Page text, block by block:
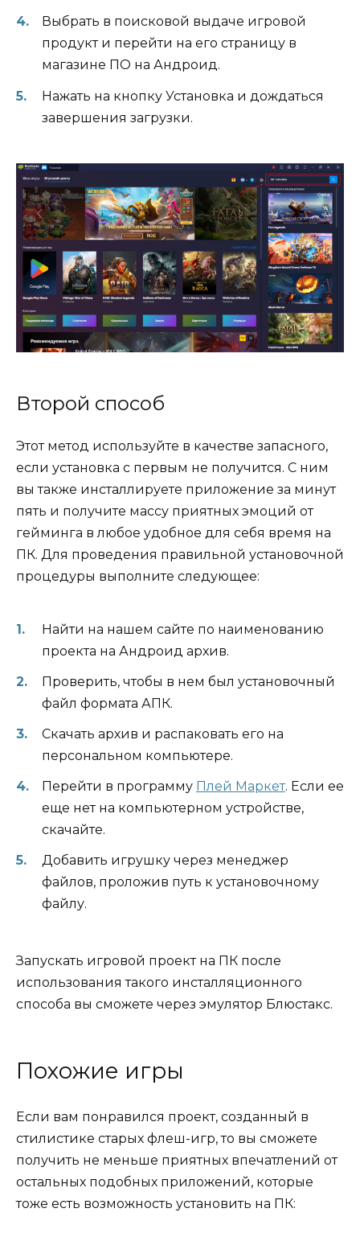
Выбрать в поисковой выдаче игровой
продукт и перейти на его страницу в
магазине ПО на Андроид.
Нажать на кнопку Установка и дождаться
завершения загрузки.
Второй способ
Этот метод используйте в качестве запасного,
если установка с первым не получится. С ним
вы также инсталлируете приложение за минут
пять и получите массу приятных эмоций от
гейминга в любое удобное для себя время на
ПК. Для проведения правильной установочной
процедуры выполните следующее:
Найти на нашем сайте по наименованию
проекта на Андроид архив.
Проверить, чтобы в нем был установочный
файл формата АПК.
Скачать архив и распаковать его на
персональном компьютере.
Перейти в программу Плей Маркет. Если ее
еще нет на компьютерном устройстве,
скачайте.
Добавить игрушку через менеджер
файлов, проложив путь к установочному
файлу.
Запускать игровой проект на ПК после
использования такого инсталляционного
способа вы сможете через эмулятор Блюстакс.
Похожие игры
Если вам понравился проект, созданный в
стилистике старых флеш-игр, то вы сможете
получить не меньше приятных впечатлений от
остальных подобных приложений, которые
тоже есть возможность установить на ПК: